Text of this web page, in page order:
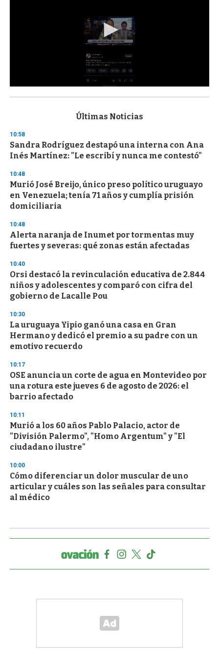
s
d
s
o
f
3
s
c
o
d
s
Últimas Noticias
10:58
Sandra Rodríguez destapó una interna con Ana
Inés Martínez: "Le escribí y nunca me contestó"
10:48
Murió José Breijo, único preso político uruguayo
en Venezuela; tenía 71 años y cumplía prisión
domiciliaria
10:48
Alerta naranja de Inumet por tormentas muy
fuertes y severas: qué zonas están afectadas
10:40
Orsi destacó la revinculación educativa de 2.844
niños y adolescentes y comparó con cifra del
gobierno de Lacalle Pou
10:30
La uruguaya Yipio ganó una casa en Gran
Hermano y dedicó el premio a su padre con un
emotivo recuerdo
10:17
OSE anuncia un corte de agua en Montevideo por
una rotura este jueves 6 de agosto de 2026: el
barrio afectado
10:11
Murió a los 60 años Pablo Palacio, actor de
"División Palermo", "Homo Argentum" y "El
ciudadano ilustre"
10:00
Cómo diferenciar un dolor muscular de uno
articular y cuáles son las señales para consultar
al médico